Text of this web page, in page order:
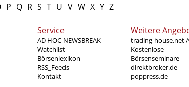
P Q R S T U V W X Y Z
Service
AD HOC NEWSBREAK
Watchlist
Börsenlexikon
RSS_Feeds
Kontakt
Weitere
trading-house.net
Kostenlose
Börsenseminare
direktbroker.de
poppress.de